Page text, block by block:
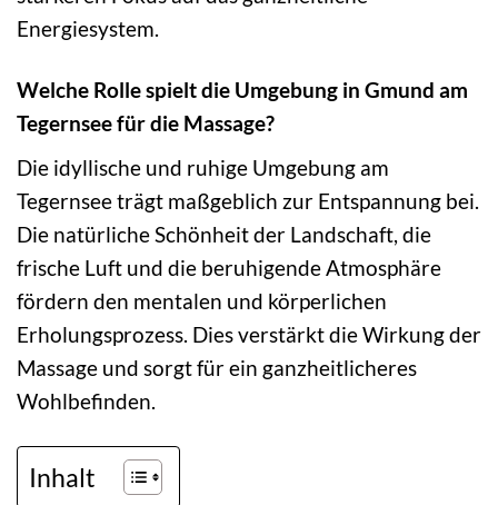
Energiesystem.
Welche Rolle spielt die Umgebung in Gmund am
Tegernsee für die Massage?
Die idyllische und ruhige Umgebung am
Tegernsee trägt maßgeblich zur Entspannung bei.
Die natürliche Schönheit der Landschaft, die
frische Luft und die beruhigende Atmosphäre
fördern den mentalen und körperlichen
Erholungsprozess. Dies verstärkt die Wirkung der
Massage und sorgt für ein ganzheitlicheres
Wohlbefinden.
Inhalt